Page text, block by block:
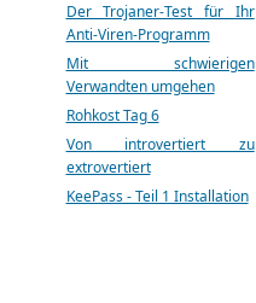
Der Trojaner-Test für Ihr
Anti-Viren-Programm
Mit schwierigen
Verwandten umgehen
Rohkost Tag 6
Von introvertiert zu
extrovertiert
KeePass - Teil 1 Installation